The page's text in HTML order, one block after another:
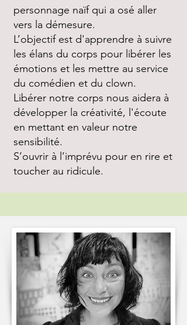
personnage naïf qui a osé aller
vers la démesure.
L’objectif est d'apprendre à suivre
les élans du corps pour libérer les
émotions et les mettre au service
du comédien et du clown.
Libérer notre corps nous aidera à
développer la créativité, l'écoute
en mettant en valeur notre
sensibilité.
S’ouvrir à l’imprévu pour en rire et
toucher au ridicule.